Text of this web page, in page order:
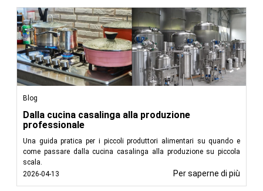
In FoodTechProcess, riconosciamo il ruolo fondamentale
dell'etichettatura nel garantire l'integrità del prodotto e la
sicurezza del consumatore. Le nostre macchine
etichettatrici sono progettate per offrire precisione, velocità
e versatilità, soddisfacendo i requisiti specifici di vari settori.
Con la nostra tecnologia all'avanguardia e l'impegno per
di semplificare i loro processi di etichettatura e soddisfare le
richieste di un mercato dinamico.
Leggi di
meno
Blog
Dalla cucina casalinga alla produzione
professionale
Una guida pratica per i piccoli produttori alimentari su quando e
come passare dalla cucina casalinga alla produzione su piccola
scala.
2026-04-13
Per saperne di più